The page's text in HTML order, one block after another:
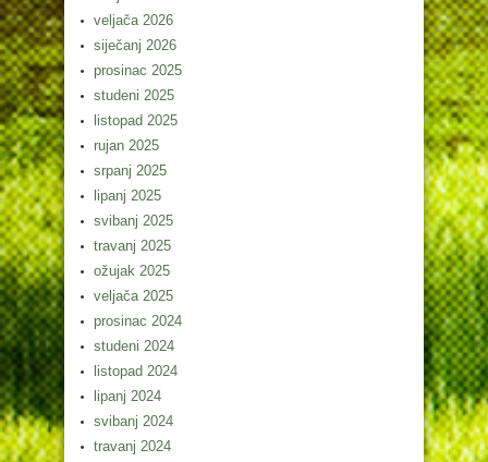
veljača 2026
siječanj 2026
prosinac 2025
studeni 2025
listopad 2025
rujan 2025
srpanj 2025
lipanj 2025
svibanj 2025
travanj 2025
ožujak 2025
veljača 2025
prosinac 2024
studeni 2024
listopad 2024
lipanj 2024
svibanj 2024
travanj 2024